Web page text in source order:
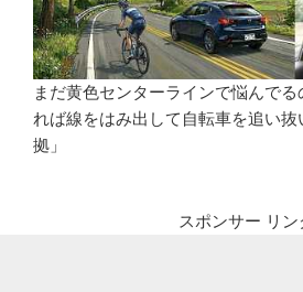
まだ黄色センターラインで悩んで
れば線をはみ出して自転車を追い
拠」
スポンサー リン